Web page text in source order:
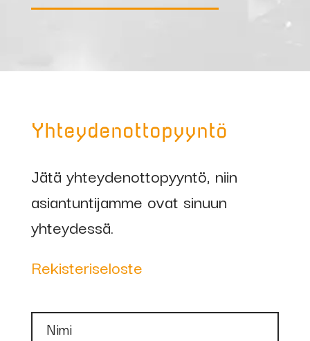
Yhteydenottopyyntö
Jätä yhteydenottopyyntö, niin
asiantuntijamme ovat sinuun
yhteydessä.
Rekisteriseloste
Nimi